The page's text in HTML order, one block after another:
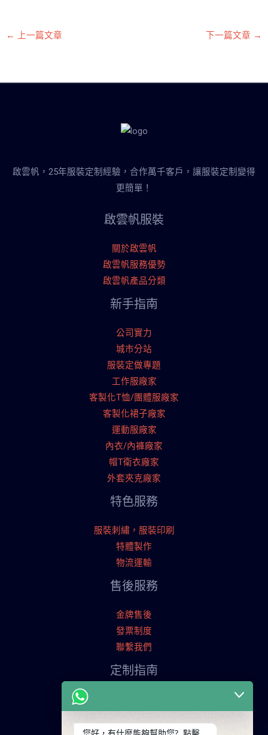
← 上一篇文章 下一篇文章 →
啟雲帆，25年服裝定制經驗，合作萬千客戶，讓服裝定制變得
更簡單！
啟雲帆服裝
關於啟雲帆
啟雲帆服務優勢
啟雲帆產品分類
新手指南
公司實力
城市分站
服裝定做專題
工作服廠家
客製化T恤/團體服廠家
客製化裙子廠家
運動服廠家
內衣/內褲廠家
帽T衛衣廠家
外套夾克廠家
特色服務
服裝刺繡，服裝印刷
特體製作
物流運輸
售後服務
金牌售後
發票制度
聯繫我們
定制指南
交易條款